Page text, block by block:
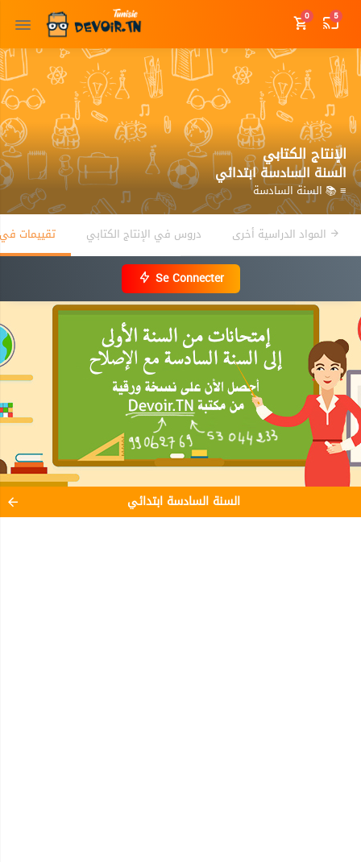
0 5
الإنتاج الكتابي
السنة السادسة ابتدائي
≡ 📚 السنة السادسة
المواد الدراسية أخرى دروس في الإنتاج الكتابي تقييمات في
Se Connecter
السنة السادسة ابتدائي